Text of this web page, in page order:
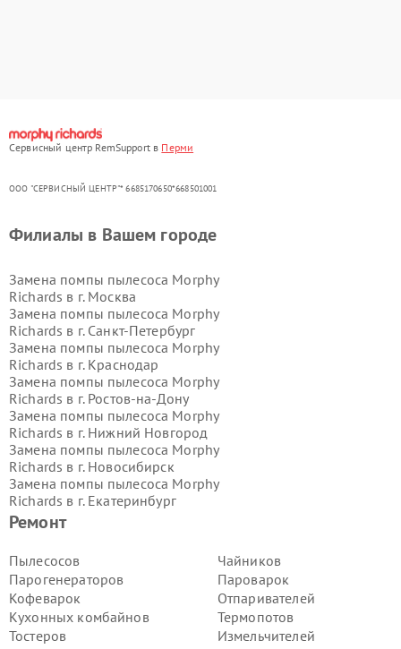
Сервисный центр RemSupport в Перми
ООО "СЕРВИСНЫЙ ЦЕНТР"* 6685170650*668501001
Ремонт
Пылесосов
Парогенераторов
Кофеварок
Кухонных комбайнов
Тостеров
Чайников
Пароварок
Отпаривателей
Термопотов
Измельчителей
Филиалы в Вашем городе
Замена помпы пылесоса Morphy
Richards в г. Москва
Замена помпы пылесоса Morphy
Richards в г. Санкт-Петербург
Замена помпы пылесоса Morphy
Richards в г. Краснодар
Замена помпы пылесоса Morphy
Richards в г. Ростов-на-Дону
Замена помпы пылесоса Morphy
Richards в г. Нижний Новгород
Замена помпы пылесоса Morphy
Richards в г. Новосибирск
Замена помпы пылесоса Morphy
Richards в г. Екатеринбург
Замена помпы пылесоса Morphy
Richards в г.
Richards в г.
Замена помпы пылесоса Morphy
Richards в г.
Замена помпы пылесоса Morphy
Richards в г.